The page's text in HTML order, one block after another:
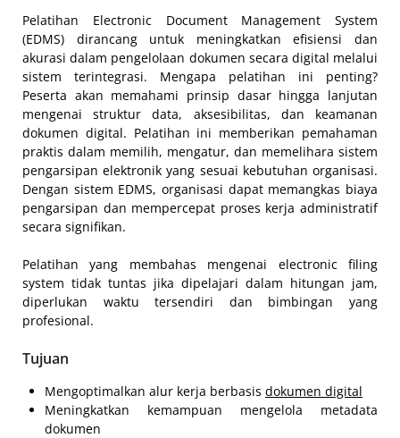
Pelatihan Electronic Document Management System
(EDMS) dirancang untuk meningkatkan efisiensi dan
akurasi dalam pengelolaan dokumen secara digital melalui
sistem terintegrasi. Mengapa pelatihan ini penting?
Peserta akan memahami prinsip dasar hingga lanjutan
mengenai struktur data, aksesibilitas, dan keamanan
dokumen digital. Pelatihan ini memberikan pemahaman
praktis dalam memilih, mengatur, dan memelihara sistem
pengarsipan elektronik yang sesuai kebutuhan organisasi.
Dengan sistem EDMS, organisasi dapat memangkas biaya
pengarsipan dan mempercepat proses kerja administratif
secara signifikan.
Pelatihan yang membahas mengenai electronic filing
system tidak tuntas jika dipelajari dalam hitungan jam,
diperlukan waktu tersendiri dan bimbingan yang
profesional.
Tujuan
Mengoptimalkan alur kerja berbasis dokumen digital
Meningkatkan kemampuan mengelola metadata
dokumen